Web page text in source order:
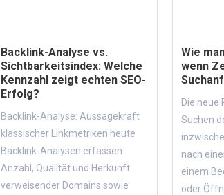
Backlink-Analyse vs.
Sichtbarkeitsindex: Welche
Kennzahl zeigt echten SEO-
Erfolg?
Backlink-Analyse: Aussagekraft
klassischer Linkmetriken heute
Backlink-Analysen erfassen
Anzahl, Qualität und Herkunft
verweisender Domains sowie
Wie
wenn
Die neue
Suchen
nach
einem
oder